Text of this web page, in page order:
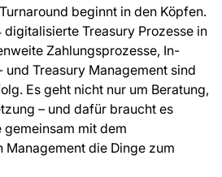
beginnt in den Köpfen.
Treasury Prozesse in
Zahlungsprozesse, In-
und Treasury Management sind
Es geht nicht nur um Beratung,
– und dafür braucht es
mit dem
Management die Dinge zum